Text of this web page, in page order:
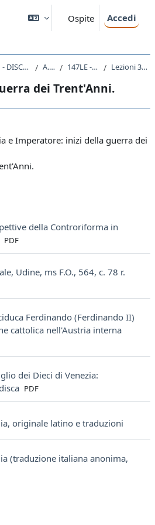
Ospite Accedi
LE01 - DISCIPLINE STORICHE E FILOSOFICHE A.A. 2021 - 2022 147LE - STORIA MODERNA 2021 Lezioni 37-38, La guerra dei Trent'Anni.
dei Trent'Anni.
e Imperatore: inizi della guerra dei
della Controriforma in
File
PDF
Udine, ms F.O., 564, c. 78 r.
Ferdinando (Ferdinando II)
cattolica nell'Austria interna
dei Dieci di Venezia:
File
PDF
originale latino e traduzioni
(traduzione italiana anonima,